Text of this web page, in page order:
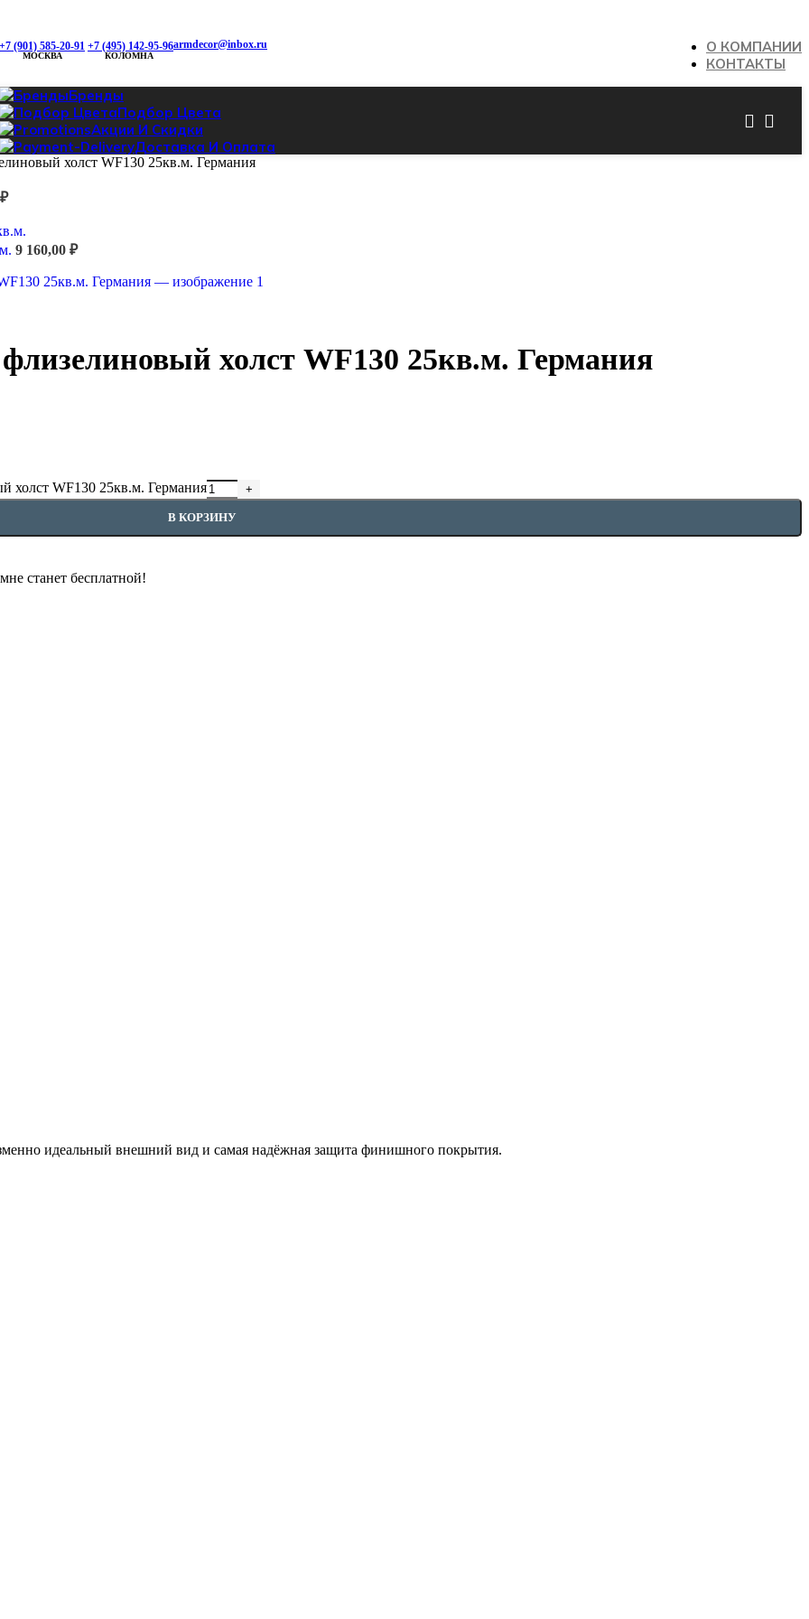
+7 (901) 585-20-91
МОСКВА
+7 (495) 142-95-96
КОЛОМНА
armdecor@inbox.ru
О КОМПАНИИ
КОНТАКТЫ
Бренды
Подбор Цвета
Акции И Скидки
Доставка И Оплата
холст WF130 25кв.м. Германия
₽
9 160,00 ₽
холст WF130 25кв.м. Германия
холст WF130 25кв.м. Германия
В КОРЗИНУ
станет бесплатной!
идеальный внешний вид и самая надёжная защита финишного покрытия.